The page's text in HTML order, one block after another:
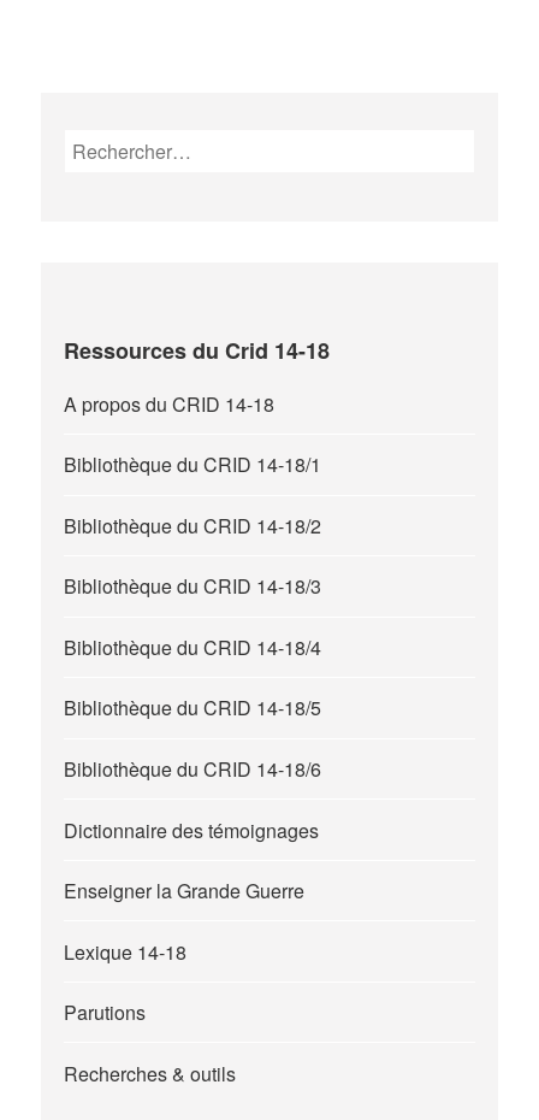
Rechercher :
Ressources du Crid 14-18
A propos du CRID 14-18
Bibliothèque du CRID 14-18/1
Bibliothèque du CRID 14-18/2
Bibliothèque du CRID 14-18/3
Bibliothèque du CRID 14-18/4
Bibliothèque du CRID 14-18/5
Bibliothèque du CRID 14-18/6
Dictionnaire des témoignages
Enseigner la Grande Guerre
Lexique 14-18
Parutions
Recherches & outils